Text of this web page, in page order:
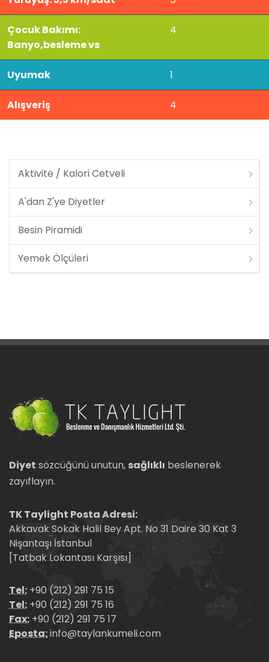
Çocuk Bakımı:
Banyo,besleme vs
4
Uyumak 1
Alışveriş 4
Aktivite / Kalori Cetveli
A'dan Z'ye Diyetler
Besin Piramidi
Yemek Ölçüleri
Diyet sözcüğünü unutun, sağlıklı beslenerek
zayıflayın.
TK Taylight Posta Adresi:
Akkavak Sokak Halil Bey Apt. No 31 Daire 30 Kat 3
Nişantaşı İstanbul
[Tatbak Lokantası Karşısı]
Tel: +90 (212) 291 75 15
Tel: +90 (212) 291 75 16
Fax: +90 (212) 291 75 17
Eposta:info@taylankumeli.com